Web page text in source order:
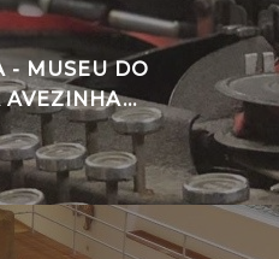
- MUSEU DO
AVEZINHA...